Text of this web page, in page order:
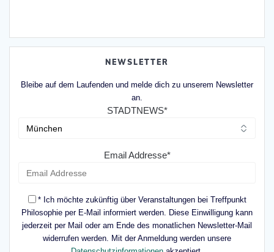
NEWSLETTER
Bleibe auf dem Laufenden und melde dich zu unserem Newsletter
an.
STADTNEWS*
Email Addresse*
* Ich möchte zukünftig über Veranstaltungen bei Treffpunkt
Philosophie per E-Mail informiert werden. Diese Einwilligung kann
jederzeit per Mail oder am Ende des monatlichen Newsletter-Mail
widerrufen werden. Mit der Anmeldung werden unsere